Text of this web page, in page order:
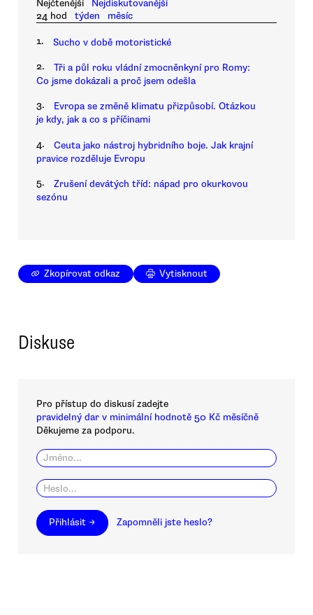
Nejčtenější
Nejdiskutovanější
24 hod
týden měsíc
1. Sucho v době motoristické
2.
Tři a půl roku vládní zmocněnkyní pro Romy:
Co jsme dokázali a proč jsem odešla
3.
Evropa se změně klimatu přizpůsobí. Otázkou
je kdy, jak a co s příčinami
4.
Ceuta jako nástroj hybridního boje. Jak krajní
pravice rozděluje Evropu
5.
Zrušení devátých tříd: nápad pro okurkovou
sezónu
Zkopírovat odkaz Vytisknout
Diskuse
Pro přístup do diskusí zadejte
pravidelný dar v minimální hodnotě 50 Kč měsíčně
Děkujeme za podporu.
Přihlásit → Zapomněli jste heslo?